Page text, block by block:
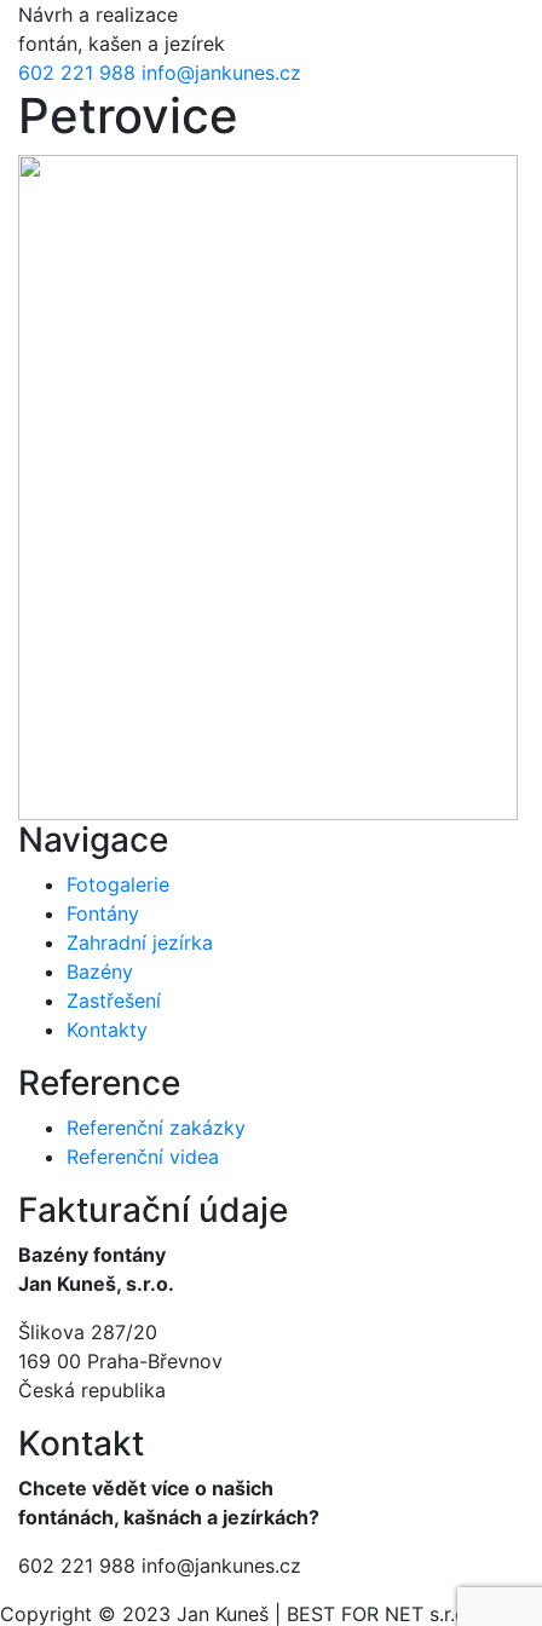
Přejít k hlavnímu obsahu
Návrh a realizace
fontán, kašen a jezírek
602 221 988 info@jankunes.cz
Petrovice
Navigace
Fotogalerie
Fontány
Zahradní jezírka
Bazény
Zastřešení
Kontakty
Reference
Referenční zakázky
Referenční videa
Fakturační údaje
Bazény fontány
Jan Kuneš, s.r.o.
Šlikova 287/20
169 00 Praha-Břevnov
Česká republika
Kontakt
Chcete vědět více o našich
fontánách, kašnách a jezírkách?
602 221 988 info@jankunes.cz
Copyright © 2023 Jan Kuneš | BEST FOR NET s.r.o.,